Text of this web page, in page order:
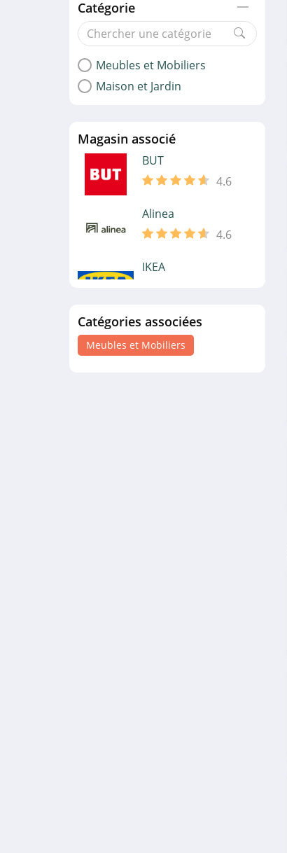
Catégorie
Meubles et Mobiliers
Maison et Jardin
Magasin associé
BUT
4.6
Alinea
4.6
IKEA
Eminza
Catégories associées
Meubles et Mobiliers